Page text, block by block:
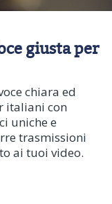
giusta per
chiara ed
italiani con
uniche e
trasmissioni
ai tuoi video.